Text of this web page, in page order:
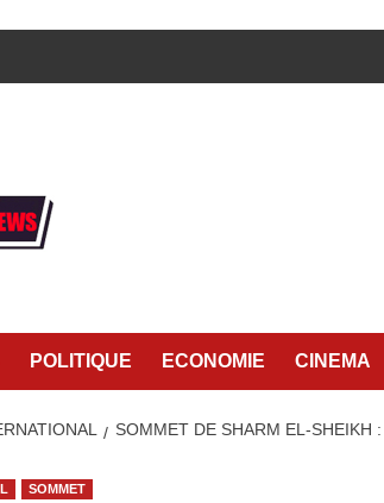
POLITIQUE ECONOMIE CINEMA
SOMMET DE SHARM EL-SHEIKH
SOMMET